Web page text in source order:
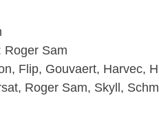
Roger Sam
Flip, Gouvaert, Harvec,
Roger Sam, Skyll,